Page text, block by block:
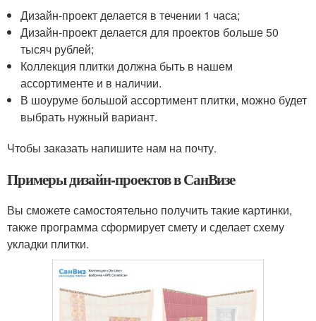
Дизайн-проект делается в течении 1 часа;
Дизайн-проект делается для проектов больше 50
тысяч рублей;
Коллекция плитки должна быть в нашем
ассортименте и в наличии.
В шоуруме большой ассортимент плитки, можно будет
выбрать нужный вариант.
Чтобы заказать напишите нам на почту.
Примеры дизайн-проектов в СанВизе
Вы сможете самостоятельно получить такие картинки,
также программа сформирует смету и сделает схему
укладки плитки.